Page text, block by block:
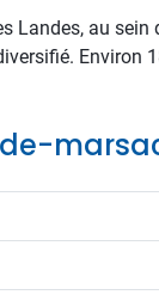
Landes, au
Environ